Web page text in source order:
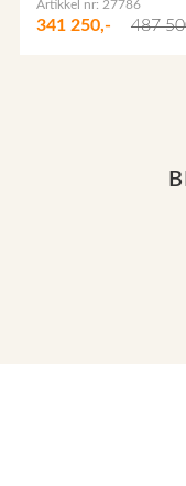
Artikkel nr: 27786
341 250,- 487